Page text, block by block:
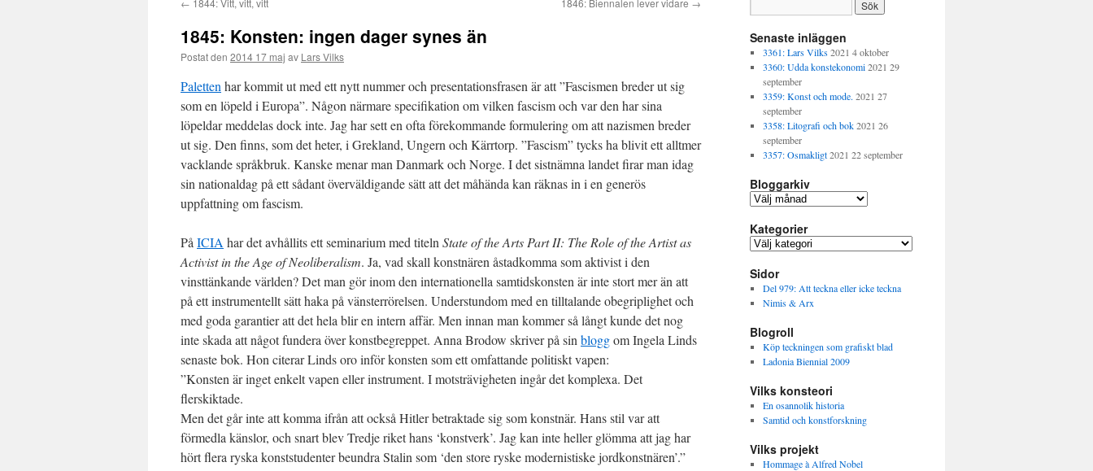
innehåll
← 1844: Vitt, vitt, vitt 1846: Biennalen lever vidare →
1845: Konsten: ingen dager synes än
Postat den 2014 17 maj av Lars Vilks
Paletten har kommit ut med ett nytt nummer och presentationsfrasen är att ”Fascismen breder ut sig
som en löpeld i Europa”. Någon närmare specifikation om vilken fascism och var den har sina
löpeldar meddelas dock inte. Jag har sett en ofta förekommande formulering om att nazismen breder
ut sig. Den finns, som det heter, i Grekland, Ungern och Kärrtorp. ”Fascism” tycks ha blivit ett alltmer
vacklande språkbruk. Kanske menar man Danmark och Norge. I det sistnämna landet firar man idag
sin nationaldag på ett sådant överväldigande sätt att det måhända kan räknas in i en generös
uppfattning om fascism.
På ICIA har det avhållits ett seminarium med titeln State of the Arts Part II: The Role of the Artist as
Activist in the Age of Neoliberalism. Ja, vad skall konstnären åstadkomma som aktivist i den
vinsttänkande världen? Det man gör inom den internationella samtidskonsten är inte stort mer än att
på ett instrumentellt sätt haka på vänsterrörelsen. Understundom med en tilltalande obegriplighet och
med goda garantier att det hela blir en intern affär. Men innan man kommer så långt kunde det nog
inte skada att något fundera över konstbegreppet. Anna Brodow skriver på sin bloggom Ingela Linds
senaste bok. Hon citerar Linds oro inför konsten som ett omfattande politiskt vapen:
”Konsten är inget enkelt vapen eller instrument. I motsträvigheten ingår det komplexa. Det
flerskiktade.
Men det går inte att komma ifrån att också Hitler betraktade sig som konstnär. Hans stil var att
förmedla känslor, och snart blev Tredje riket hans ‘konstverk’. Jag kan inte heller glömma att jag har
hört flera ryska konststudenter beundra Stalin som ‘den store ryske modernistiske jordkonstnären’.”
Senaste inläggen
3361: Lars Vilks 2021 4 oktober
3360: Udda konstekonomi 2021 29
september
3359: Konst och mode. 2021 27
september
3358: Litografi och bok 2021 26
september
3357: Osmakligt 2021 22 september
Bloggarkiv
B
o
g
a
r
k
v
Kategorier
K
t
e
g
r
i
e
Sidor
Del 979: Att teckna eller icke teckna
Nimis & Arx
Blogroll
Köp teckningen som grafiskt blad
Ladonia Biennial 2009
Vilks konsteori
En osannolik historia
Samtid och konstforskning
Vilks projekt
Hommage à Alfred Nobel